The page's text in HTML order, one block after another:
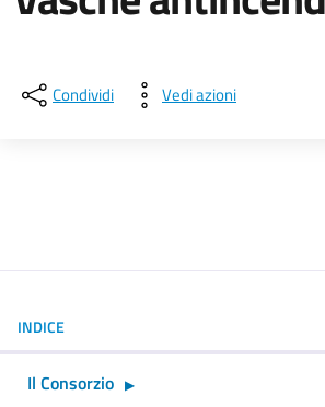
Condividi Vedi azioni
INDICE
Il Consorzio